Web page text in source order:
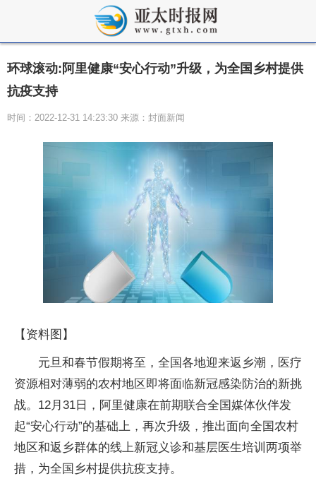
环球滚动:阿里健康“安心行动”升级，为全国乡村提供
抗疫支持
时间：2022-12-31 14:23:30 来源：封面新闻
【资料图】
元旦和春节假期将至，全国各地迎来返乡潮，医疗
资源相对薄弱的农村地区即将面临新冠感染防治的新挑
战。12月31日，阿里健康在前期联合全国媒体伙伴发
起“安心行动”的基础上，再次升级，推出面向全国农村
地区和返乡群体的线上新冠义诊和基层医生培训两项举
措，为全国乡村提供抗疫支持。